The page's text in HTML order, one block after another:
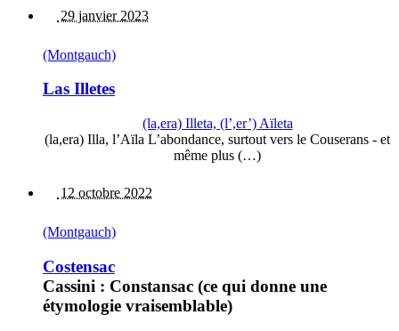
29 janvier 2023
(Montgauch)
Las Illetes
(la,era) Illeta, (l’,er’) Aïleta
(la,era) Illa, l’Aïla L’abondance, surtout vers le Couserans - et
même plus (…)
12 octobre 2022
(Montgauch)
Costensac
Cassini : Constansac (ce qui donne une
étymologie vraisemblable)